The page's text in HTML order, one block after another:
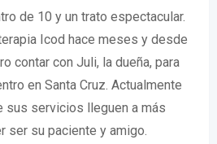
de 10 y un trato espectacular.
Icod hace meses y desde
contar con Juli, la dueña, para
en Santa Cruz. Actualmente
sus servicios lleguen a más
ser su paciente y amigo.